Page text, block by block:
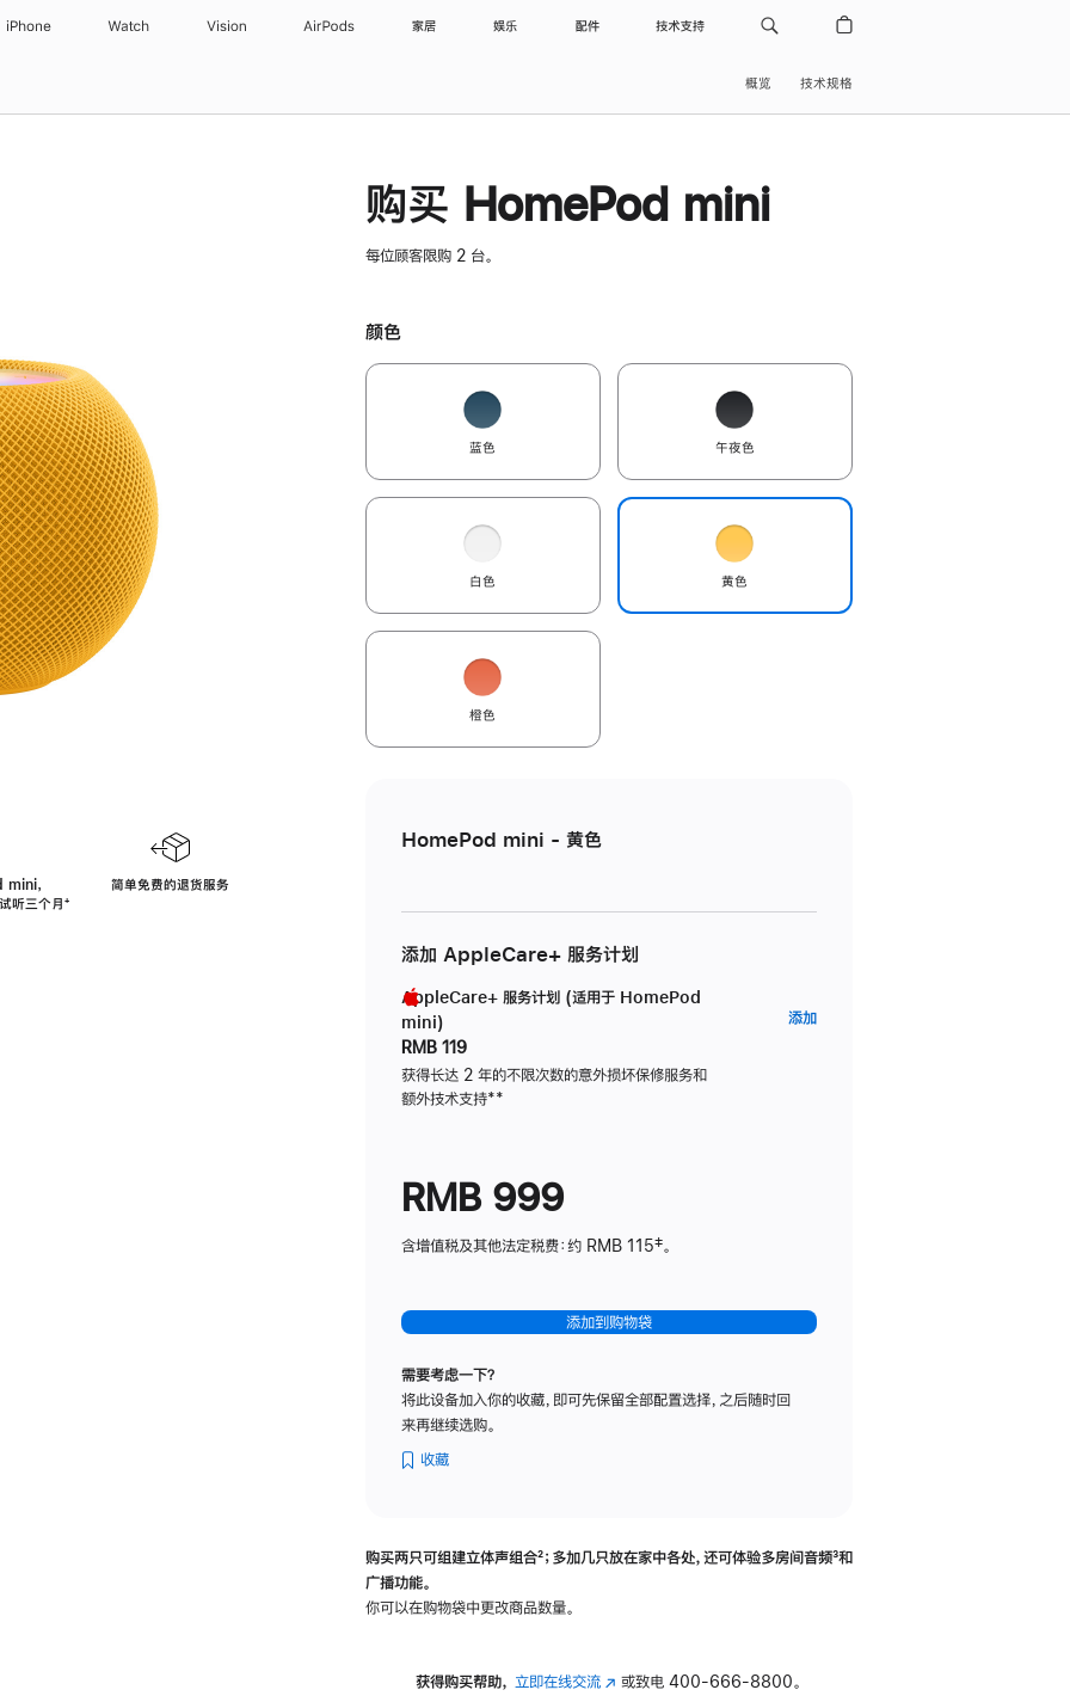
iPhone Watch Vision AirPods 家居 娱乐 配件 技术支持
概览 技术规格
，
听三个月脚
⁺
简单免费的退货服务
购买 HomePod mini
每位顾客限购 2 台。
颜色
蓝色 午夜色
白色 黄色
橙色
HomePod mini - 黄色
添加 AppleCare+ 服务计划
AppleCare+ 服务计划 (适用于 HomePod
mini)
RMB 119
获得长达 2 年的不限次数的意外损坏保修服务和
额外技术支持脚
**
添加AppleCare+
RMB 999
含增值税及其他法定税费：约 RMB 115‡。
添加到购物袋
需要考虑一下？
将此设备加入你的收藏，即可先保留全部配置选择，之后随时回
来再继续选购。
收藏
购买两只可组建立体声组合脚
²；多加几只放在家中各处，还可体验多‍房‍间音频脚
³和
广播功能。
你可以在购物袋中更改商品数量。
获得购买帮助， 立即在线交流(在 或致电 400-666-8800。